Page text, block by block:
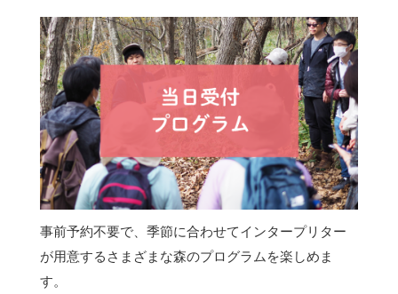
事前予約不要で、季節に合わせてインタープリター
が用意するさまざまな森のプログラムを楽しめま
す。